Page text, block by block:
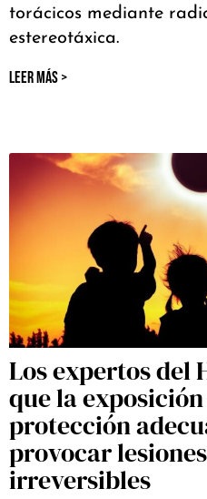
torácicos mediante
estereotáxica.
LEER MÁS >
Los expertos del
que la
protección
provocar
irreversibles